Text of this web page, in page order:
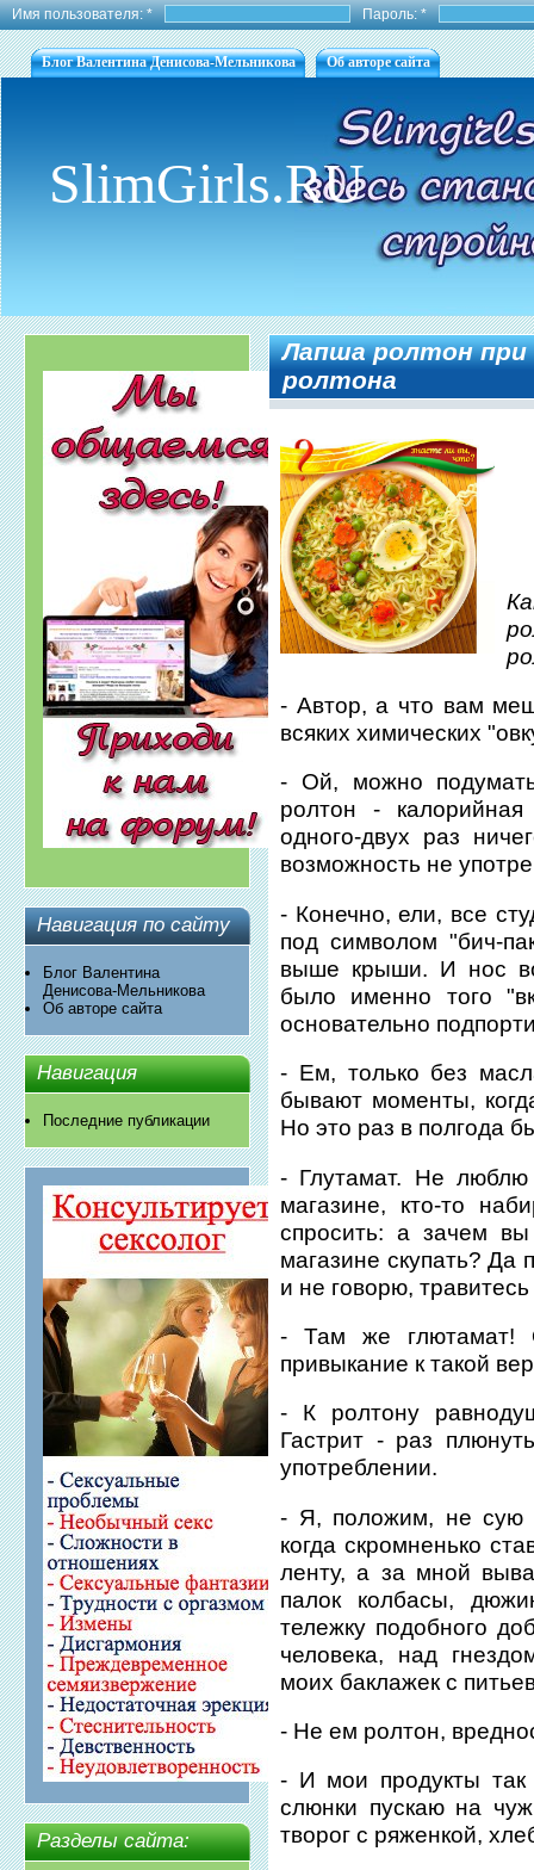
Имя пользователя:* Пароль:*
Блог Валентина Денисова-Мельникова Об авторе сайта
SlimGirls.RU
Навигация по сайту
Блог Валентина
Денисова-Мельникова
Об авторе сайта
Навигация
Последние публикации
Разделы сайта:
Лапша ролтон при
ролтона
- Автор, а что вам
всяких химических
- Ой, можно
ролтон -
одного-двух раз
возможность не
- Конечно, ели, все
под символом "бич-
выше крыши. И нос
было именно того
основательно
- Ем, только без
бывают моменты,
Но это раз в полгода
- Глутамат. Не
магазине, кто-то
спросить: а зачем
магазине скупать? Да
и не говорю,
- Там же глютамат!
привыкание к такой
- К ролтону
Гастрит - раз
употреблении.
- Я, положим, не сую
когда скромненько
ленту, а за мной
палок колбасы,
тележку подобного
человека, над
моих баклажек с
- Не ем ролтон,
- И мои продукты так
слюнки пускаю на
творог с ряженкой,